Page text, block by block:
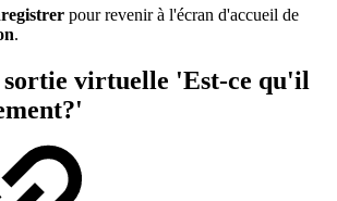
pour revenir à l'écran d'accueil de
.
virtuelle 'Est-ce qu'il